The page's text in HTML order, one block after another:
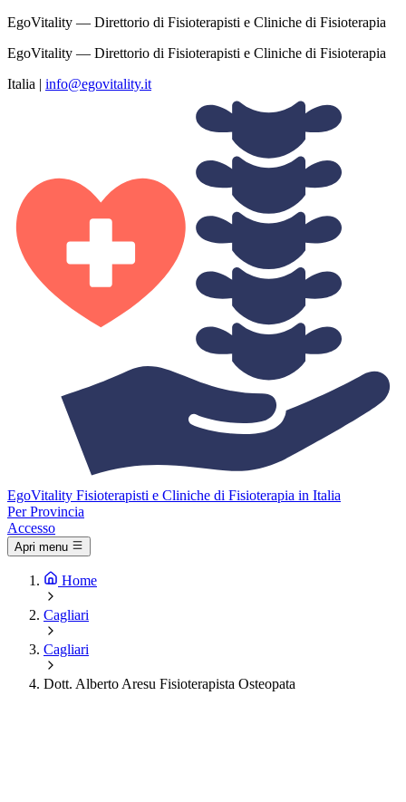
EgoVitality — Direttorio di Fisioterapisti e Cliniche di Fisioterapia
EgoVitality — Direttorio di Fisioterapisti e Cliniche di Fisioterapia
Italia | info@egovitality.it
EgoVitality Fisioterapisti e Cliniche di Fisioterapia in Italia
Per Provincia
Accesso
Apri menu
Home
Cagliari
Cagliari
Dott. Alberto Aresu Fisioterapista Osteopata